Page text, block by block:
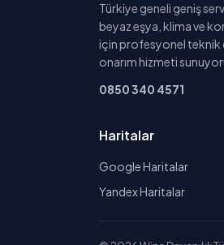
Türkiye geneli geniş
beyaz eşya, klima ve
için profesyonel teknik
onarım hizmeti
0850 340 4571
Haritalar
Google Haritalar
Yandex Haritalar